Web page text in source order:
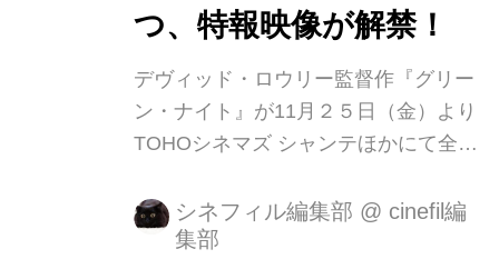
た環境で怠惰な日々を送る主人...
つ、特報映像が解禁！
デヴィッド・ロウリー監督作『グリー
ン・ナイト』が11月２５日（金）より
TOHOシネマズ シャンテほかにて全国
叙事詩「サー・ガウェインと緑の騎
士」は、「指輪物語」の作家J・R・
シネフィル編集部 @ cinefil編
集部